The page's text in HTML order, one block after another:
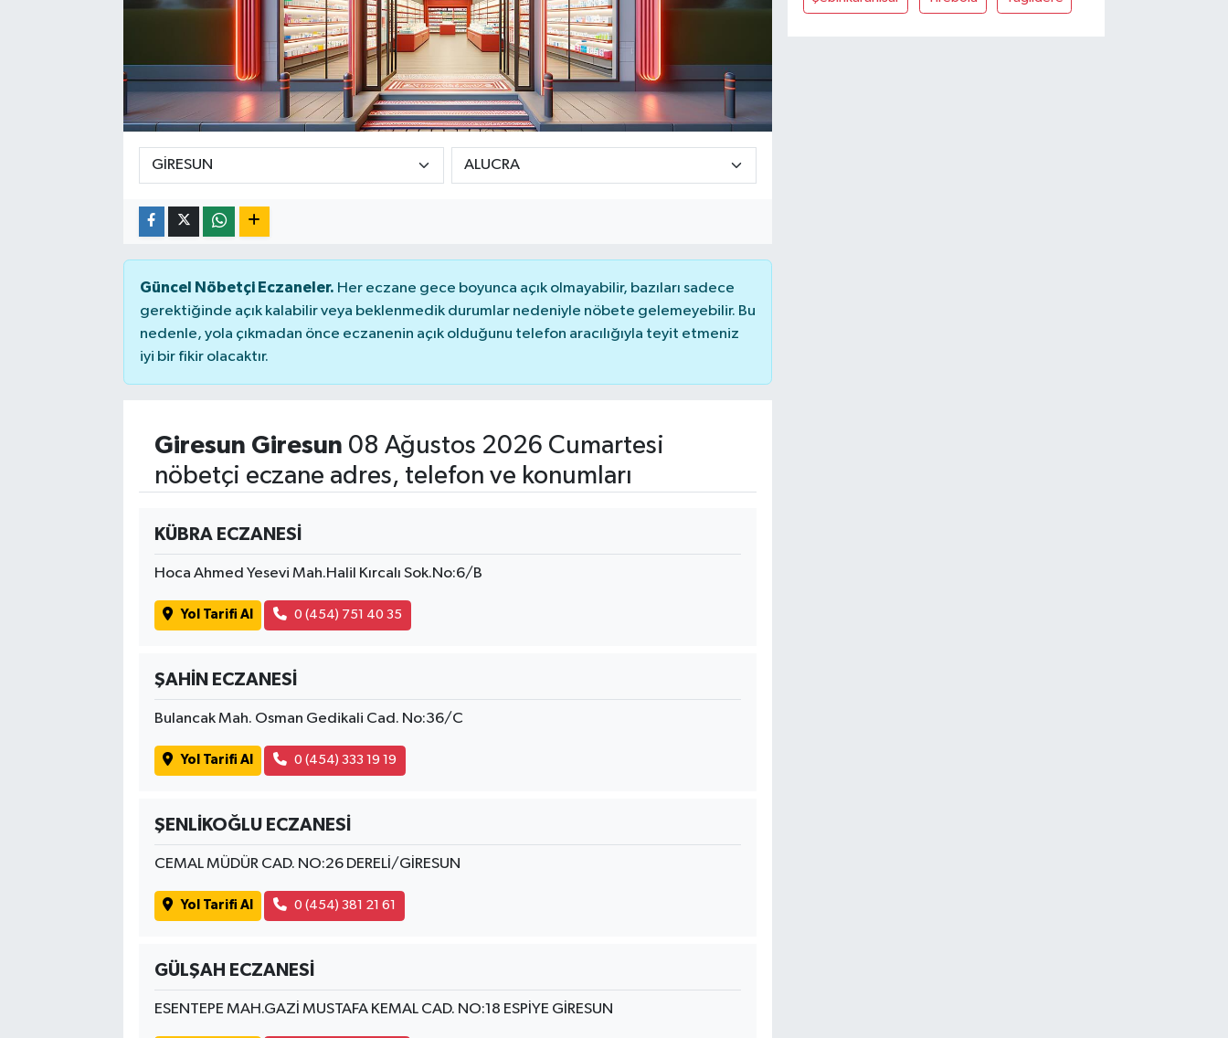
Güncel Nöbetçi Eczaneler. Her eczane gece boyunca açık olmayabilir, bazıları sadece
gerektiğinde açık kalabilir veya beklenmedik durumlar nedeniyle nöbete gelemeyebilir. Bu
nedenle, yola çıkmadan önce eczanenin açık olduğunu telefon aracılığıyla teyit etmeniz
iyi bir fikir olacaktır.
Giresun Giresun 08 Ağustos 2026 Cumartesi
nöbetçi eczane adres, telefon ve konumları
KÜBRA ECZANESİ
Hoca Ahmed Yesevi Mah.Halil Kırcalı Sok.No:6/B
Yol Tarifi Al 0 (454) 751 40 35
ŞAHİN ECZANESİ
Bulancak Mah. Osman Gedikali Cad. No:36/C
Yol Tarifi Al 0 (454) 333 19 19
ŞENLİKOĞLU ECZANESİ
CEMAL MÜDÜR CAD. NO:26 DERELİ/GİRESUN
Yol Tarifi Al 0 (454) 381 21 61
GÜLŞAH ECZANESİ
ESENTEPE MAH.GAZİ MUSTAFA KEMAL CAD. NO:18 ESPİYE GİRESUN
Tarih - Kültür - Sanat - Turizm